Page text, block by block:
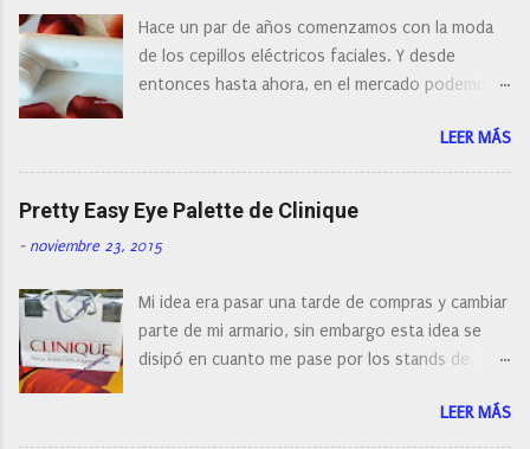
o
m
e
n
t
a
o
Hace un par de años comenzamos con la moda
de los cepillos eléctricos faciales. Y desde
entonces hasta ahora, en el mercado podemos
con diferentes características, a pilas, a batería,
cepillos de rotación o de oscilación... y
naturalmente de todos los precios. Existe en la
actualidad tal variedad, que antes de hacer la
compra debemos de hacernos unas preguntas:
post os voy a dar mi opinión de porque elegí mi
cepillo facial de Clinique
LEER MÁS
Pretty Easy Eye Palette de Clinique
- noviembre 23, 2015
Mi idea era pasar una tarde de compras y cambiar
parte de mi armario, sin embargo esta idea se
disipó en cuanto me pase por los stands de
resistirse a esta paleta de colores de Clinique.
LEER MÁS